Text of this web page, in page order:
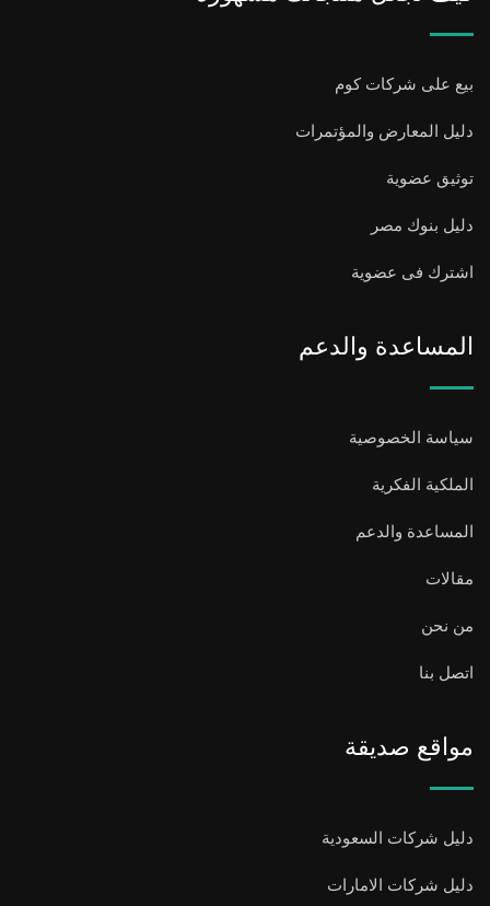
بيع على شركات كوم
دليل المعارض والمؤتمرات
توثيق عضوية
دليل بنوك مصر
اشترك فى عضوية
المساعدة والدعم
سياسة الخصوصية
الملكية الفكرية
المساعدة والدعم
مقالات
من نحن
اتصل بنا
مواقع صديقة
دليل شركات السعودية
دليل شركات الامارات